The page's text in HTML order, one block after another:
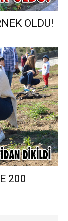
OLDU!
200